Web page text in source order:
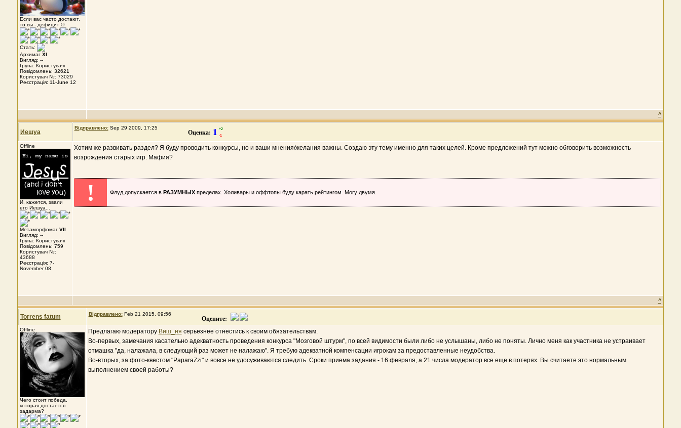
Если вас часто достают,
то вы - дефицит ©
Стать:
Архимаг XI
Вигляд: --
Група: Користувачі
Повідомлень: 32621
Користувач №: 73029
Реєстрація: 11-June 12
^
Иешуа
Відправлено: Sep 29 2009, 17:25
Оценка: 1 +2
-1
Offline
И, кажется, звали
его Иешуа...
Метаморфомаг VII
Вигляд: --
Група: Користувачі
Повідомлень: 759
Користувач №:
43688
Реєстрація: 7-
November 08
Хотим же развивать раздел? Я буду проводить конкурсы, но и ваши мнения/желания важны. Создаю эту тему именно для таких целей. Кроме предложений тут можно обговорить возможность
возрождения старых игр. Мафия?
! Флуд допускается в РАЗУМНЫХпределах. Холивары и оффтопы буду карать рейтингом. Могу двумя.
^
Torrens fatum Відправлено: Feb 21 2015, 09:56
Оцените:
Offline
Чего стоит победа,
которая достаётся
задарма?
Предлагаю модератору Виш_ня серьезнее отнестись к своим обязательствам.
Во-первых, замечания касательно адекватность проведения конкурса "Мозговой штурм", по всей видимости были либо не услышаны, либо не поняты. Лично меня как участника не устраивает
отмашка "да, налажала, в следующий раз может не налажаю". Я требую адекватной компенсации игрокам за предоставленные неудобства.
Во-вторых, за фото-квестом "PaparaZzi" и вовсе не удосуживаются следить. Сроки приема задания - 16 февраля, а 21 числа модератор все еще в потерях. Вы считаете это нормальным
выполнением своей работы?